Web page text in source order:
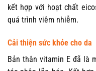
kết hợp với hoạt chất
quá trình viêm nhiễm.
Cải thiện sức khỏe cho da
Bản thân vitamin E đã là